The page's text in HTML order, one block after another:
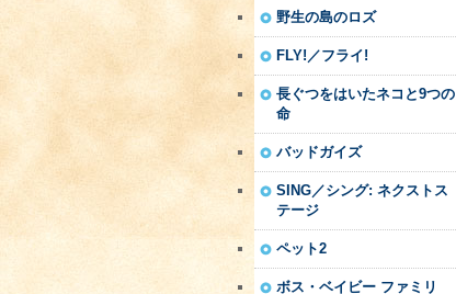
野生の島のロズ
FLY!／フライ!
長ぐつをはいたネコと9つの
命
バッドガイズ
SING／シング: ネクストス
テージ
ペット2
ボス・ベイビー ファミリ